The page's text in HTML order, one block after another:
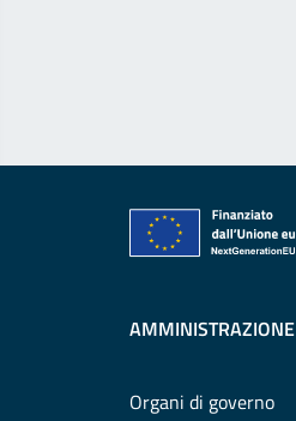
AMMINISTRAZIONE
Organi di governo